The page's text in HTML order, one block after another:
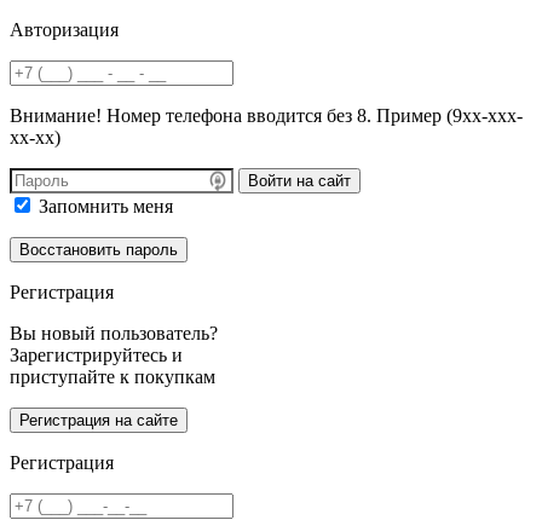
Авторизация
Внимание! Номер телефона вводится без 8. Пример (9хх-ххх-
хх-хх)
Войти на сайт
Запомнить меня
Регистрация
Вы новый пользователь?
Зарегистрируйтесь и
приступайте к покупкам
Регистрация